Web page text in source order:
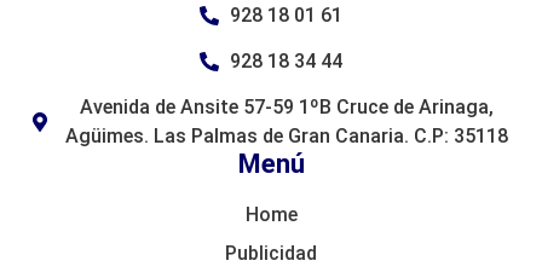
Menú
Home
Publicidad
928 18 01 61
928 18 34 44
Avenida de Ansite 57-59 1ºB Cruce de Arinaga,
Agüimes. Las Palmas de Gran Canaria. C.P: 35118